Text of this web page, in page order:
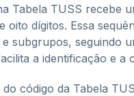
Tabela TUSS recebe
oito dígitos. Essa
subgrupos, seguindo
a identificação e a
código da Tabela